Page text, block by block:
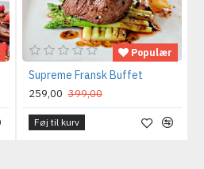
Populær
Supreme Fransk Buffet
259,00 399,00
Føj til kurv